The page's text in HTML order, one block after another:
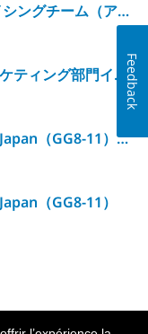
16497_マネージャー_PVM商品プライシングチーム（アクチュアリー）/GG12
16575_イベントプロデューサー/マーケティング部門イベントマネジメントチーム（GG10～12）
16810_金融法人部門 ホールセラー/Japan（GG8‐11）※合計12HC→残1HC
（GG8‐11）
Feedback